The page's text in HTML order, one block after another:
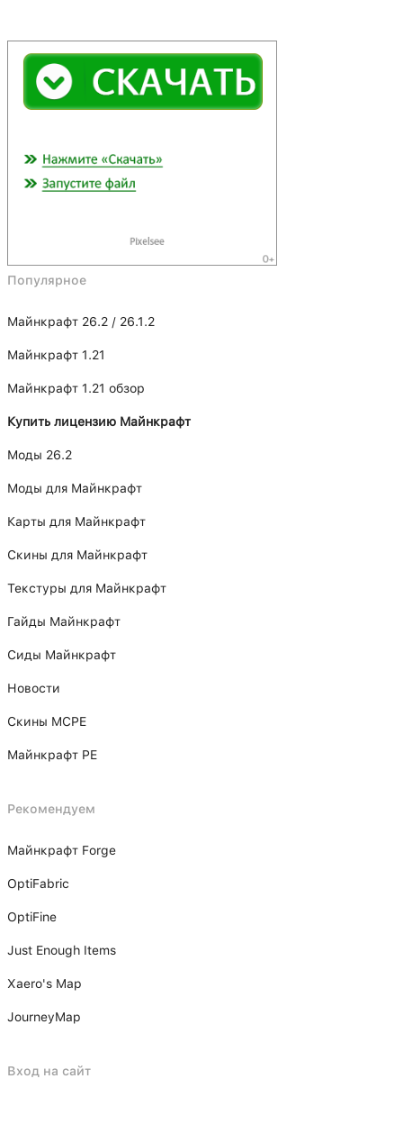
Популярное
Майнкрафт 26.2 / 26.1.2
Майнкрафт 1.21
Майнкрафт 1.21 обзор
Купить лицензию Майнкрафт
Моды 26.2
Моды для Майнкрафт
Карты для Майнкрафт
Скины для Майнкрафт
Текстуры для Майнкрафт
Гайды Майнкрафт
Сиды Майнкрафт
Новости
Скины MCPE
Майнкрафт PE
Рекомендуем
Майнкрафт Forge
OptiFabric
OptiFine
Just Enough Items
Xаero's Mаp
JourneyMap
Вход на сайт